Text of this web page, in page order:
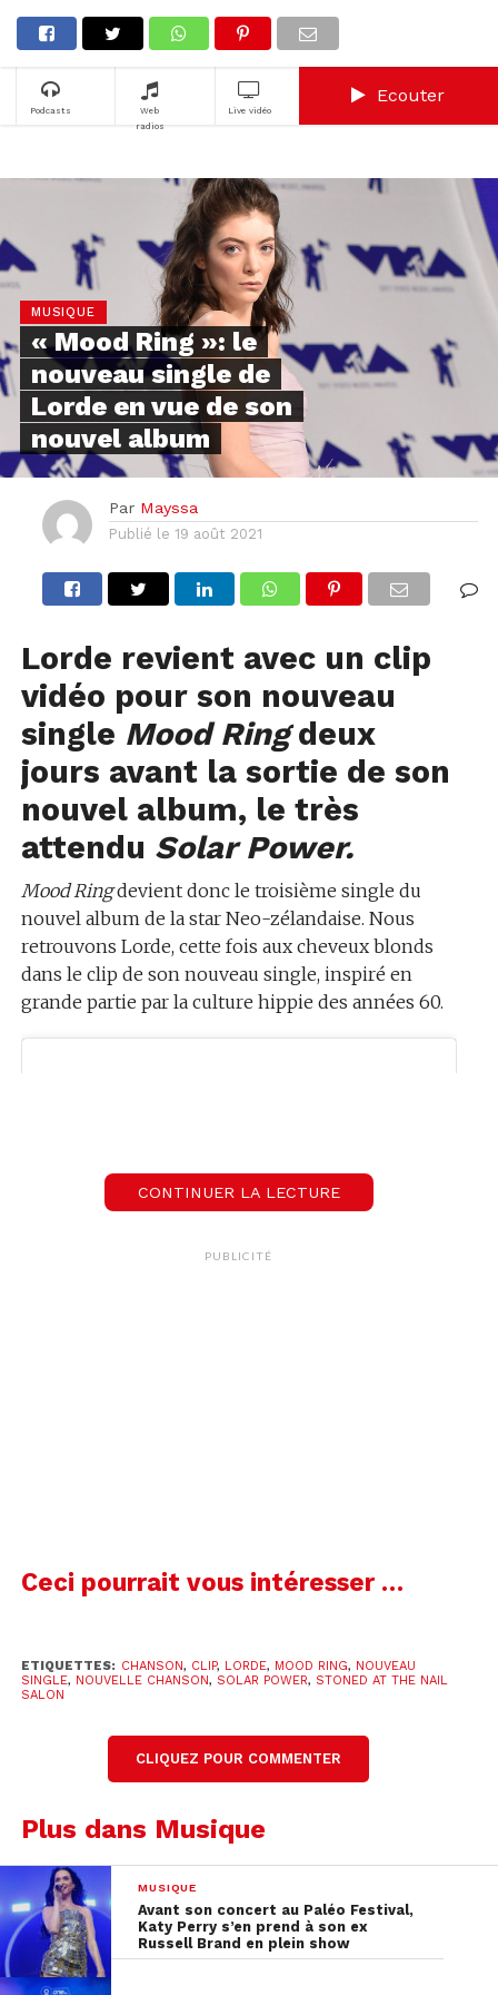
Podcasts
Web
radios
Live vidéo
Ecouter
MUSIQUE
« Mood Ring »: le
nouveau single de
Lorde en vue de son
nouvel album
Par Mayssa
Publié le 19 août 2021
Lorde revient avec un clip
vidéo pour son nouveau
single Mood Ringdeux
jours avant la sortie de son
nouvel album, le très
attendu Solar Power.
Mood Ringdevient donc le troisième single du
nouvel album de la star Neo-zélandaise. Nous
retrouvons Lorde, cette fois aux cheveux blonds
dans le clip de son nouveau single, inspiré en
grande partie par la culture hippie des années 60.
A post shared by Lorde (@lorde)
Comme ce fut le cas pour ces deux singles
précédents,Mood Ringa été écrit et produit par
Lorde et Jack Antonoff. Lorde reprend, avec ce
nouveau single, un genre très différent de ses
anciens titres tels queRoyalsouRibs.
Effectivement,
CONTINUER LA LECTURE
PUBLICITÉ
Ceci pourrait vous intéresser …
ETIQUETTES: CHANSON, CLIP, LORDE, MOOD RING, NOUVEAU
SINGLE, NOUVELLE CHANSON, SOLAR POWER, STONED AT THE NAIL
SALON
CLIQUEZ POUR COMMENTER
Plus dans Musique
MUSIQUE
Avant son concert au Paléo Festival,
Katy Perry s’en prend à son ex
Russell Brand en plein show